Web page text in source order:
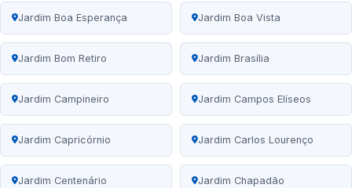
Jardim Boa Esperança Jardim Boa Vista
Jardim Bom Retiro Jardim Brasília
Jardim Campineiro Jardim Campos Elíseos
Jardim Capricórnio Jardim Carlos Lourenço
Jardim Centenário Jardim Chapadão